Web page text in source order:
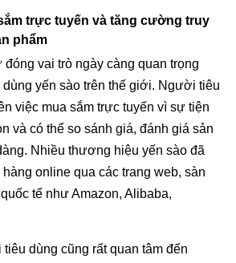
trực tuyến và tăng cường truy
phẩm
vai trò ngày càng quan trọng
yến sào trên thế giới. Người tiêu
việc mua sắm trực tuyến vì sự tiện
và có thể so sánh giá, đánh giá sản
Nhiều thương hiệu yến sào đã
online qua các trang web, sàn
tế như Amazon, Alibaba,
dùng cũng rất quan tâm đến